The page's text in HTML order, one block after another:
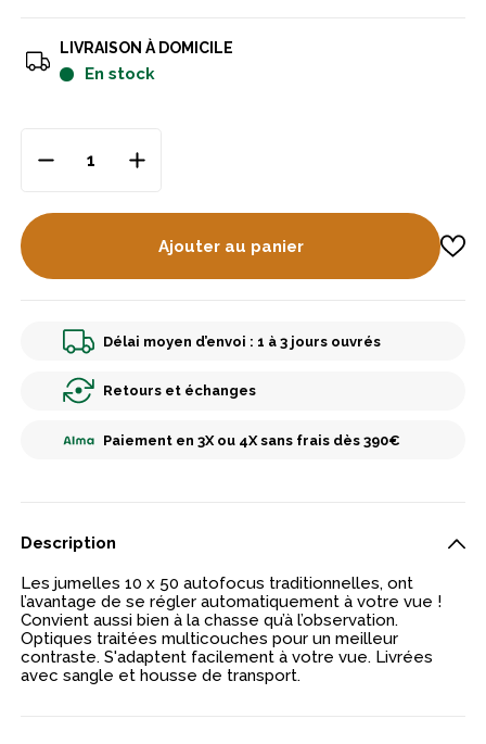
LIVRAISON À DOMICILE
en stock
Ajouter au panier
Délai moyen d’envoi : 1 à 3 jours ouvrés
Retours et échanges
Paiement en 3X ou 4X sans frais dès 390€
Description
Les jumelles 10 x 50 autofocus traditionnelles, ont
l’avantage de se régler automatiquement à votre vue !
Convient aussi bien à la chasse qu’à l’observation.
Optiques traitées multicouches pour un meilleur
contraste. S'adaptent facilement à votre vue. Livrées
avec sangle et housse de transport.